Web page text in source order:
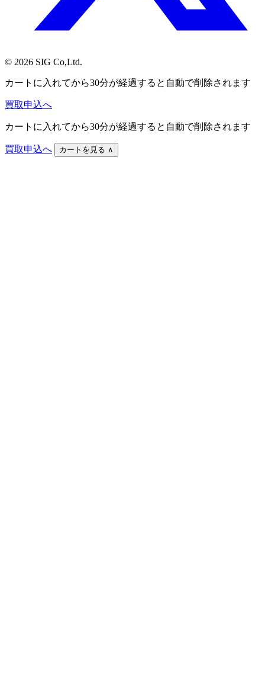
© 2026 SIG Co,Ltd.
カートに入れてから30分が経過すると自動で削除されます
買取申込へ
カートに入れてから30分が経過すると自動で削除されます
買取申込へ カートを見る ∧